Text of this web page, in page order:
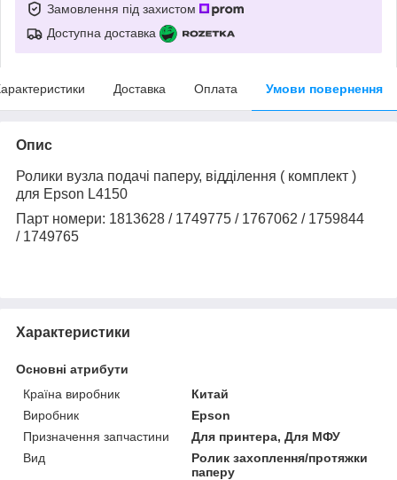
Замовлення під захистом
Доступна доставка
Доставка Оплата Умови повернення
Опис
Ролики вузла подачі паперу, відділення ( комплект )
для Epson L4150
Парт номери: 1813628 / 1749775 / 1767062 / 1759844
/ 1749765
Характеристики
Основні атрибути
Країна виробник
Китай
Виробник
Epson
Призначення запчастини
Для принтера, Для МФУ
Вид
Ролик захоплення/протяжки
паперу